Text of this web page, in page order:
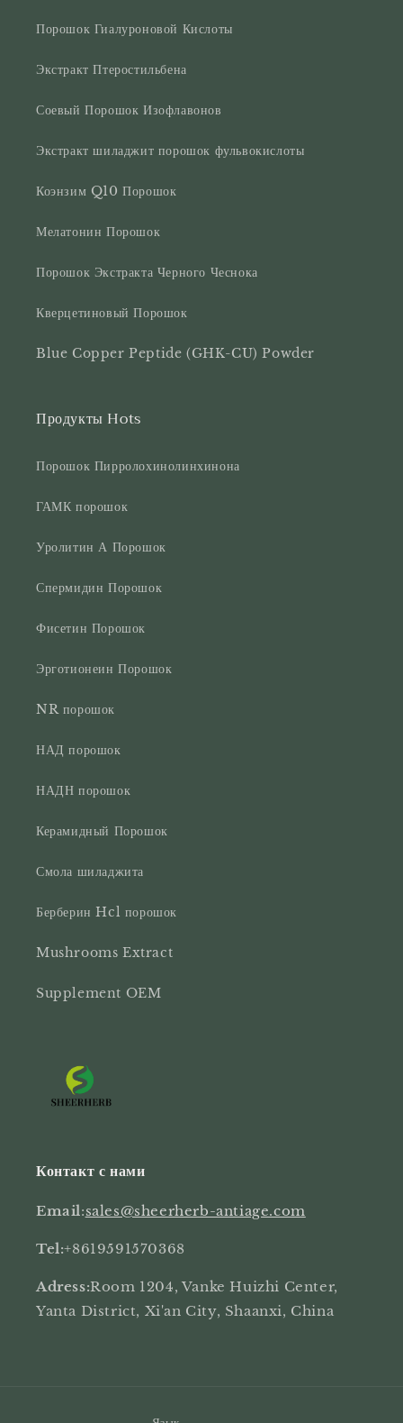
Порошок Гиалуроновой Кислоты
Экстракт Птеростильбена
Соевый Порошок Изофлавонов
Экстракт шиладжит порошок фульвокислоты
Коэнзим Q10 Порошок
Мелатонин Порошок
Порошок Экстракта Черного Чеснока
Кверцетиновый Порошок
Blue Copper Peptide (GHK-CU) Powder
Продукты Hots
Порошок Пирролохинолинхинона
ГАМК порошок
Уролитин А Порошок
Спермидин Порошок
Фисетин Порошок
Эрготионеин Порошок
NR порошок
НАД порошок
НАДН порошок
Керамидный Порошок
Смола шиладжита
Берберин Hcl порошок
Mushrooms Extract
Supplement OEM
Контакт с нами
Email:sales@sheerherb-antiage.com
Tel:+8619591570368
Adress:Room 1204, Vanke Huizhi Center,
Yanta District, Xi'an City, Shaanxi, China